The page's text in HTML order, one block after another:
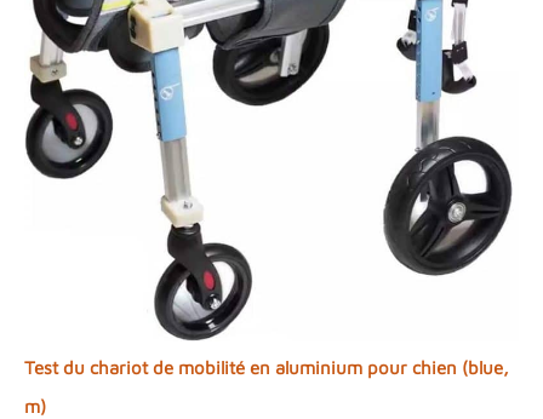
Test du chariot de mobilité en aluminium pour chien (blue,
m)